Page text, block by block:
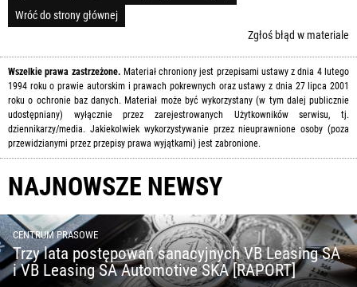
Wróć do strony głównej
Zgłoś błąd w materiale
Wszelkie prawa zastrzeżone. Materiał chroniony jest przepisami ustawy z dnia 4 lutego
1994 roku o prawie autorskim i prawach pokrewnych oraz ustawy z dnia 27 lipca 2001
roku o ochronie baz danych. Materiał może być wykorzystany (w tym dalej publicznie
udostępniany) wyłącznie przez zarejestrowanych Użytkowników serwisu, tj.
dziennikarzy/media. Jakiekolwiek wykorzystywanie przez nieuprawnione osoby (poza
przewidzianymi przez przepisy prawa wyjątkami) jest zabronione.
NAJNOWSZE NEWSY
CENTRUM PRASOWE
Trzy lata postępowań sanacyjnych VB Leasing SA
i VB Leasing SA Automotive SKA [RAPORT]